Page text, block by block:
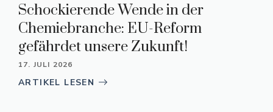
Schockierende Wende in der
Chemiebranche: EU-Reform
gefährdet unsere Zukunft!
17. JULI 2026
ARTIKEL LESEN